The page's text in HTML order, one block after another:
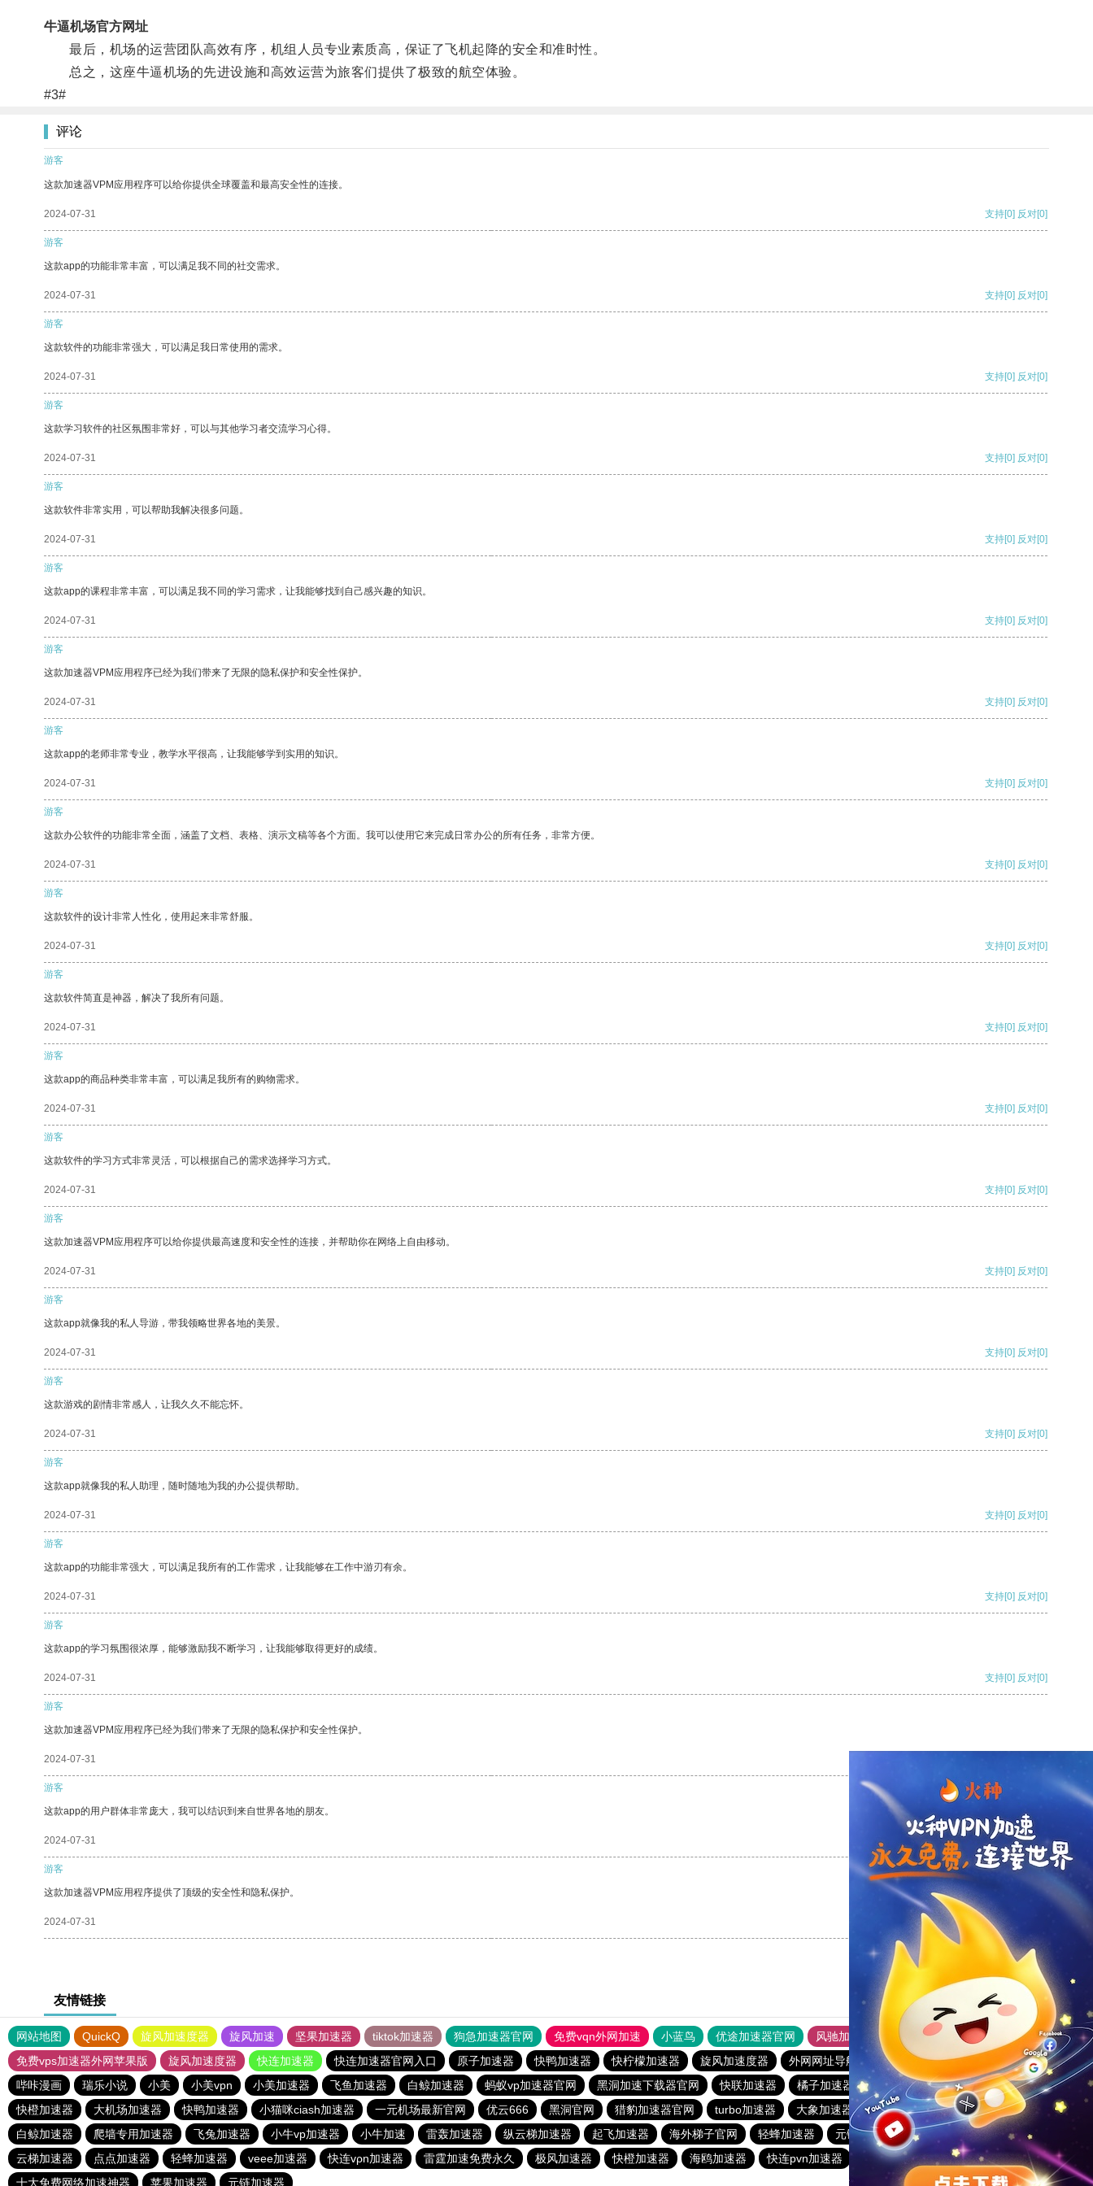
牛逼机场官方网址
最后，机场的运营团队高效有序，机组人员专业素质高，保证了飞机起降的安全和准时性。
总之，这座牛逼机场的先进设施和高效运营为旅客们提供了极致的航空体验。
#3#
评论
游客
这款加速器VPM应用程序可以给你提供全球覆盖和最高安全性的连接。
2024-07-31 支持[0] 反对[0]
游客
这款app的功能非常丰富，可以满足我不同的社交需求。
2024-07-31 支持[0] 反对[0]
游客
这款软件的功能非常强大，可以满足我日常使用的需求。
2024-07-31 支持[0] 反对[0]
游客
这款学习软件的社区氛围非常好，可以与其他学习者交流学习心得。
2024-07-31 支持[0] 反对[0]
游客
这款软件非常实用，可以帮助我解决很多问题。
2024-07-31 支持[0] 反对[0]
游客
这款app的课程非常丰富，可以满足我不同的学习需求，让我能够找到自己感兴趣的知识。
2024-07-31 支持[0] 反对[0]
游客
这款加速器VPM应用程序已经为我们带来了无限的隐私保护和安全性保护。
2024-07-31 支持[0] 反对[0]
游客
这款app的老师非常专业，教学水平很高，让我能够学到实用的知识。
2024-07-31 支持[0] 反对[0]
游客
这款办公软件的功能非常全面，涵盖了文档、表格、演示文稿等各个方面。我可以使用它来完成日常办公的所有任务，非常方便。
2024-07-31 支持[0] 反对[0]
游客
这款软件的设计非常人性化，使用起来非常舒服。
2024-07-31 支持[0] 反对[0]
游客
这款软件简直是神器，解决了我所有问题。
2024-07-31 支持[0] 反对[0]
游客
这款app的商品种类非常丰富，可以满足我所有的购物需求。
2024-07-31 支持[0] 反对[0]
游客
这款软件的学习方式非常灵活，可以根据自己的需求选择学习方式。
2024-07-31 支持[0] 反对[0]
游客
这款加速器VPM应用程序可以给你提供最高速度和安全性的连接，并帮助你在网络上自由移动。
2024-07-31 支持[0] 反对[0]
游客
这款app就像我的私人导游，带我领略世界各地的美景。
2024-07-31 支持[0] 反对[0]
游客
这款游戏的剧情非常感人，让我久久不能忘怀。
2024-07-31 支持[0] 反对[0]
游客
这款app就像我的私人助理，随时随地为我的办公提供帮助。
2024-07-31 支持[0] 反对[0]
游客
这款app的功能非常强大，可以满足我所有的工作需求，让我能够在工作中游刃有余。
2024-07-31 支持[0] 反对[0]
游客
这款app的学习氛围很浓厚，能够激励我不断学习，让我能够取得更好的成绩。
2024-07-31 支持[0] 反对[0]
游客
这款加速器VPM应用程序已经为我们带来了无限的隐私保护和安全性保护。
2024-07-31
游客
这款app的用户群体非常庞大，我可以结识到来自世界各地的朋友。
2024-07-31 支持 [0] 反对 [0]
游客
这款加速器VPM应用程序提供了顶级的安全性和隐私保护。
2024-07-31 支持
友情链接
网站地图 QuickQ 旋风加速度器 旋风加速 坚果加速器 tiktok加速器 狗急加速器官网 免费vqn外网加速 小蓝鸟 优途加速器官网 风驰加速器
旋风加速器
免费vps加速器外网苹果版
旋风加速度器 快连加速器 快连加速器官网入口 原子加速器 快鸭加速器 快柠檬加速器 旋风加速度器 外网网址导航 软件中心 雷霆加速
狂飙加速器
哔咔漫画
瑞乐小说 小美 小美vpn 小美加速器 飞鱼加速器 白鲸加速器 蚂蚁vp加速器官网 黑洞加速下载器官网 快联加速器 橘子加速器 黑洞官方加速器
2023免费加速神器
快橙加速器
大机场加速器 快鸭加速器 小猫咪ciash加速器 一元机场最新官网 优云666 黑洞官网 猎豹加速器官网 turbo加速器 大象加速器 雷霆加速免费永久
橘子加速器
白鲸加速器
爬墙专用加速器 飞兔加速器 小牛vp加速器 小牛加速 雷轰加速器 纵云梯加速器 起飞加速器 海外梯子官网 轻蜂加速器 元链加速器 CC加速器
大象加速器
云梯加速器
点点加速器 轻蜂加速器 veee加速器 快连vρn加速器 雷霆加速免费永久 极风加速器 快橙加速器 海鸥加速器 快连pvn加速器 黑洞加速官网
白鲸加速器
十大免费网络加速神器
苹果加速器 元链加速器